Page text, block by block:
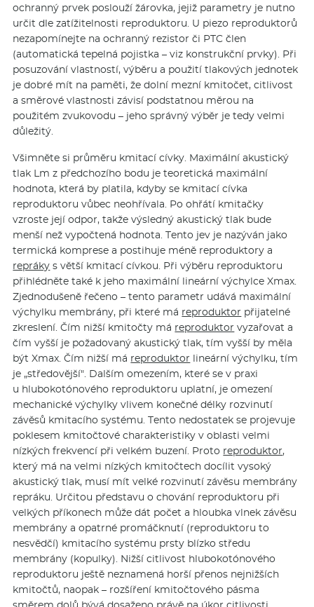
ochranný prvek poslouží žárovka, jejiž parametry je nutno
určit dle zatížitelnosti reproduktoru. U piezo reproduktorů
nezapomínejte na ochranný rezistor či PTC člen
(automatická tepelná pojistka – viz konstrukční prvky). Při
posuzování vlastností, výběru a použití tlakových jednotek
je dobré mít na paměti, že dolní mezní kmitočet, citlivost
a směrové vlastnosti závisí podstatnou měrou na
použitém zvukovodu – jeho správný výběr je tedy velmi
důležitý.
Všimněte si průměru kmitací cívky. Maximální akustický
tlak Lm z předchozího bodu je teoretická maximální
hodnota, která by platila, kdyby se kmitací cívka
reproduktoru vůbec neohřívala. Po ohřátí kmitačky
vzroste její odpor, takže výsledný akustický tlak bude
menší než vypočtená hodnota. Tento jev je nazýván jako
termická komprese a postihuje méně reproduktory a
repráky s větší kmitací cívkou. Při výběru reproduktoru
přihlédněte také k jeho maximální lineární výchylce Xmax.
Zjednodušeně řečeno – tento parametr udává maximální
výchylku membrány, při které má reproduktor přijatelné
zkreslení. Čím nižší kmitočty má reproduktor vyzařovat a
čím vyšší je požadovaný akustický tlak, tím vyšší by měla
být Xmax. Čím nižší má reproduktor lineární výchylku, tím
je „středovější". Dalším omezením, které se v praxi
u hlubokotónového reproduktoru uplatní, je omezení
mechanické výchylky vlivem konečné délky rozvinutí
závěsů kmitacího systému. Tento nedostatek se projevuje
poklesem kmitočtové charakteristiky v oblasti velmi
nízkých frekvencí při velkém buzení. Proto reproduktor,
který má na velmi nízkých kmitočtech docílit vysoký
akustický tlak, musí mít velké rozvinutí závěsu membrány
repráku. Určitou představu o chování reproduktoru při
velkých příkonech může dát počet a hloubka vlnek závěsu
membrány a opatrné promáčknutí (reproduktoru to
nesvědčí) kmitacího systému prsty blízko středu
membrány (kopulky). Nižší citlivost hlubokotónového
reproduktoru ještě neznamená horší přenos nejnižších
kmitočtů, naopak – rozšíření kmitočtového pásma